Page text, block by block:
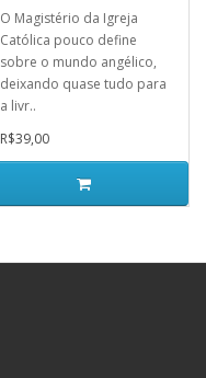
O Magistério da Igreja
Católica pouco define
sobre o mundo angélico,
deixando quase tudo para
a livr..
R$39,00